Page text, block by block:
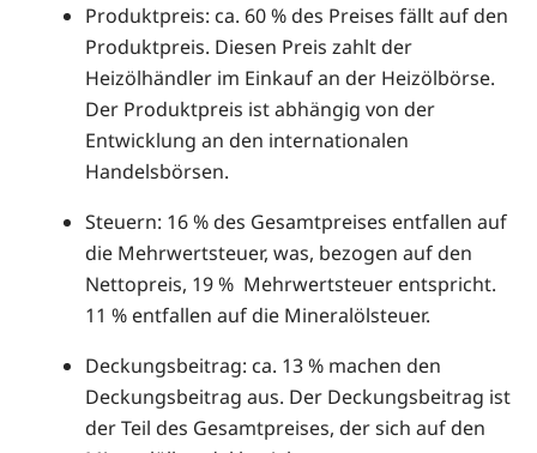
Produktpreis: ca. 60 % des Preises fällt auf den
Produktpreis. Diesen Preis zahlt der
Heizölhändler im Einkauf an der Heizölbörse.
Der Produktpreis ist abhängig von der
Entwicklung an den internationalen
Handelsbörsen.
Steuern: 16 % des Gesamtpreises entfallen auf
die Mehrwertsteuer, was, bezogen auf den
Nettopreis, 19 % Mehrwertsteuer entspricht.
11 % entfallen auf die Mineralölsteuer.
Deckungsbeitrag: ca. 13 % machen den
Deckungsbeitrag aus. Der Deckungsbeitrag ist
der Teil des Gesamtpreises, der sich auf den